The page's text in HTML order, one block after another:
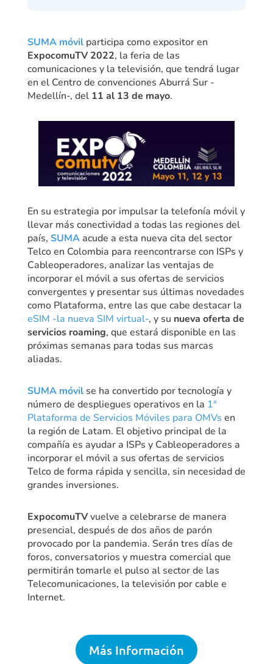
SUMA móvilparticipa como expositor en
ExpocomuTV 2022, la feria de las
comunicaciones y la televisión, que tendrá lugar
en el Centro de convenciones Aburrá Sur -
Medellín-, del 11 al 13 de mayo.
En su estrategia por impulsar la telefonía móvil y
llevar más conectividad a todas las regiones del
país, SUMAacude a esta nueva cita del sector
Telco en Colombia para reencontrarse con ISPs y
Cableoperadores, analizar las ventajas de
incorporar el móvil a sus ofertas de servicios
convergentes y presentar sus últimas novedades
como Plataforma, entre las que cabe destacar la
eSIM -la nueva SIM virtual-, y su nueva oferta de
servicios roaming, que estará disponible en las
próximas semanas para todas sus marcas
aliadas.
SUMA móvilse ha convertido por tecnología y
número de despliegues operativos en la 1ª
Plataforma de Servicios Móviles para OMVs en
la región de Latam. El objetivo principal de la
compañía es ayudar a ISPs y Cableoperadores a
incorporar el móvil a sus ofertas de servicios
Telco de forma rápida y sencilla, sin necesidad de
grandes inversiones.
ExpocomuTVvuelve a celebrarse de manera
presencial, después de dos años de parón
provocado por la pandemia. Serán tres días de
foros, conversatorios y muestra comercial que
permitirán tomarle el pulso al sector de las
Telecomunicaciones, la televisión por cable e
Internet.
Más Información